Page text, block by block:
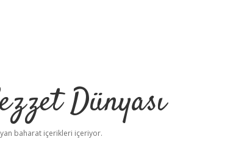
Dünyası
baharat içerikleri içeriyor.